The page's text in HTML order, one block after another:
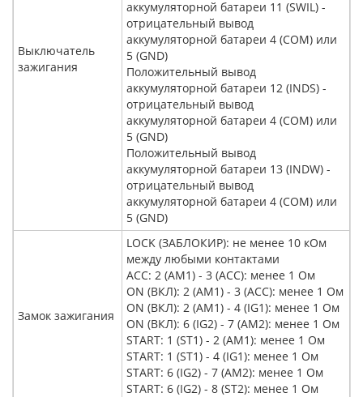
Выключатель
зажигания
аккумуляторной батареи 11 (SWIL) -
отрицательный вывод
аккумуляторной батареи 4 (COM) или
5 (GND)
Положительный вывод
аккумуляторной батареи 12 (INDS) -
отрицательный вывод
аккумуляторной батареи 4 (COM) или
5 (GND)
Положительный вывод
аккумуляторной батареи 13 (INDW) -
отрицательный вывод
аккумуляторной батареи 4 (COM) или
5 (GND)
Замок зажигания
LOCK (ЗАБЛОКИР): не менее 10 кОм
между любыми контактами
ACC: 2 (AM1) - 3 (ACC): менее 1 Ом
ON (ВКЛ): 2 (AM1) - 3 (ACC): менее 1 Ом
ON (ВКЛ): 2 (AM1) - 4 (IG1): менее 1 Ом
ON (ВКЛ): 6 (IG2) - 7 (AM2): менее 1 Ом
START: 1 (ST1) - 2 (AM1): менее 1 Ом
START: 1 (ST1) - 4 (IG1): менее 1 Ом
START: 6 (IG2) - 7 (AM2): менее 1 Ом
START: 6 (IG2) - 8 (ST2): менее 1 Ом